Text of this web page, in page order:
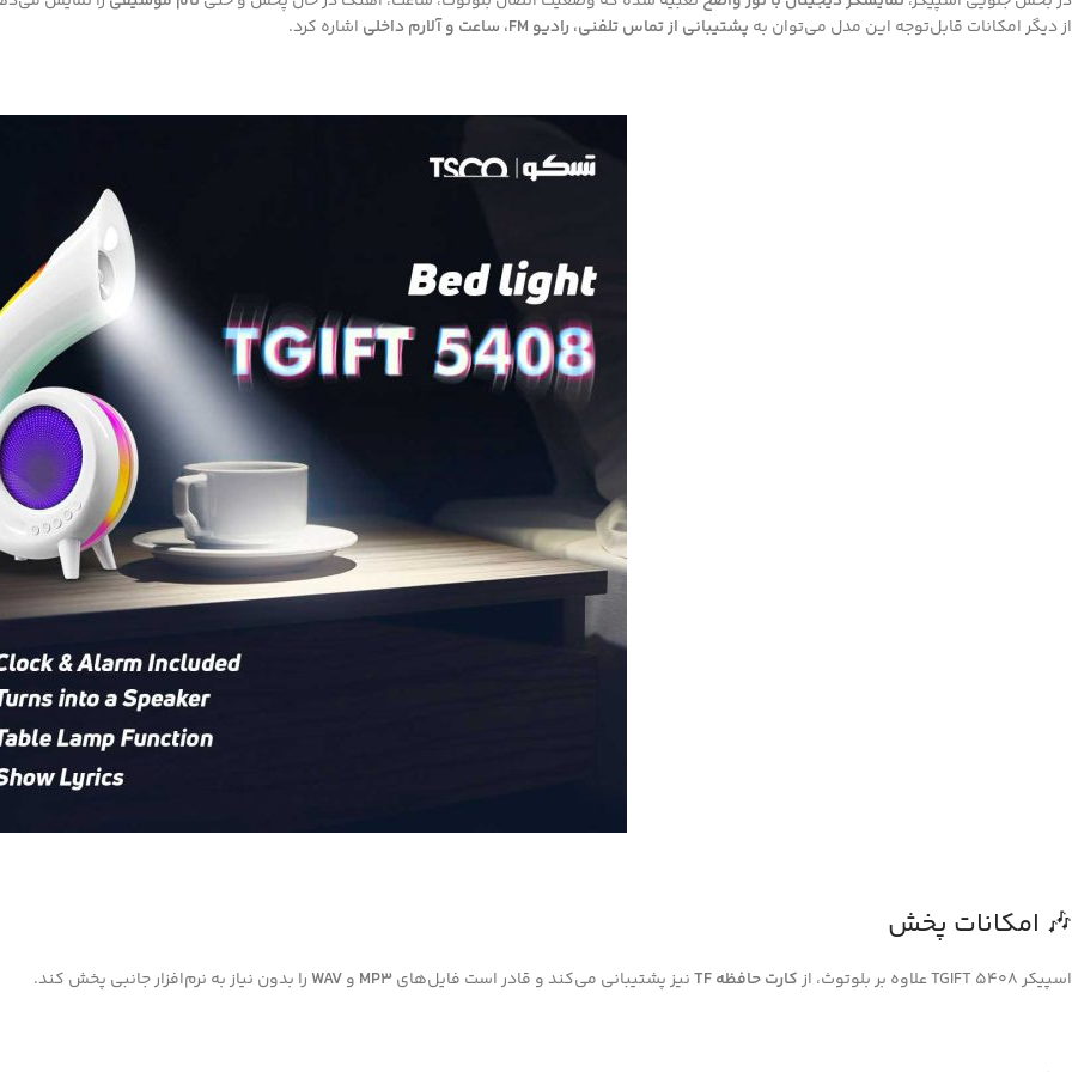
از دیگر امکانات قابل‌توجه این مدل می‌توان به پشتیبانی از تماس تلفنی، رادیو FM، ساعت و آلارم داخلی اشاره کرد.
🎶 امکانات پخش
اسپیکر TGIFT 5408 علاوه بر بلوتوث، از کارت حافظه TF نیز پشتیبانی می‌کند و قادر است فایل‌هایMP3 وWAVرا بدون نیاز به نرم‌افزار جانبی پخش کند.